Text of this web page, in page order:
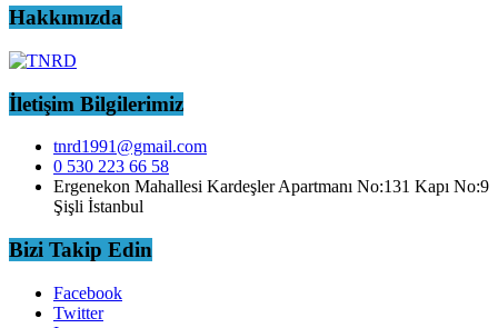
Hakkımızda
İletişim Bilgilerimiz
tnrd1991@gmail.com
0 530 223 66 58
Ergenekon Mahallesi Kardeşler Apartmanı No:131 Kapı No:9
Şişli İstanbul
Bizi Takip Edin
Facebook
Twitter